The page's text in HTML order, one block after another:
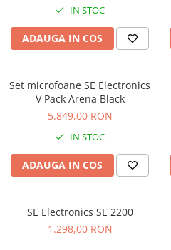
Recordere portabile
Sintetizatoare
Standuri si stative de monitoare
Tratament acustic
Lumini si efecte
Cabluri de Alimentare
Case-uri de lumini
Ecrane LED
Efecte de lumini
IN STOC
ADAUGA IN COS
Set microfoane SE Electronics
V Pack Arena Black
5.849,00 RON
IN STOC
ADAUGA IN COS
SE Electronics SE 2200
1.298,00 RON